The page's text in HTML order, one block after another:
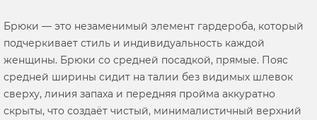
Брюки — это незаменимый элемент гардероба, который
подчеркивает стиль и индивидуальность каждой
женщины. Брюки со средней посадкой, прямые. Пояс
средней ширины сидит на талии без видимых шлевок
сверху, линия запаха и передняя пройма аккуратно
скрыты, что создаёт чистый, минималистичный верхний